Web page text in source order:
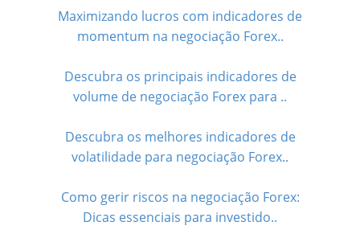
Maximizando lucros com indicadores de
momentum na negociação Forex..
Descubra os principais indicadores de
volume de negociação Forex para ..
Descubra os melhores indicadores de
volatilidade para negociação Forex..
Como gerir riscos na negociação Forex:
Dicas essenciais para investido..